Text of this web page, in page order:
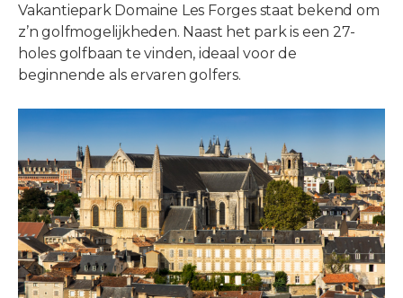
Vakantiepark Domaine Les Forges staat bekend om
z’n golfmogelijkheden. Naast het park is een 27-
holes golfbaan te vinden, ideaal voor de
beginnende als ervaren golfers.